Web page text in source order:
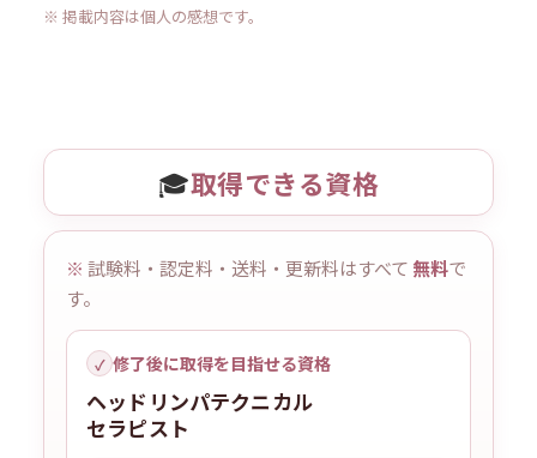
※ 掲載内容は個人の感想です。
🎓取得できる資格
※ 試験料・認定料・送料・更新料はすべて 無料で
す。
✓ 修了後に取得を目指せる資格
ヘッドリンパテクニカル
セラピスト